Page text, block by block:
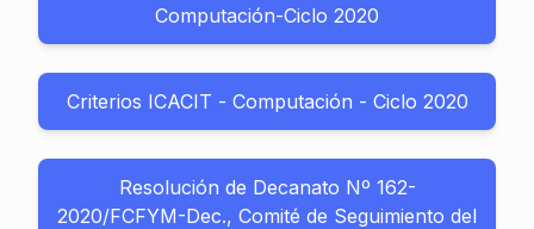
Computación-Ciclo 2020
Criterios ICACIT - Computación - Ciclo 2020
Resolución de Decanato Nº 162-
2020/FCFYM-Dec., Comité de Seguimiento del